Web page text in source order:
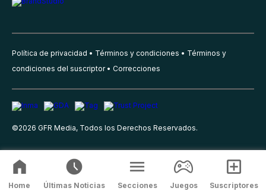
Política de privacidad Términos y condiciones
Términos y
condiciones del suscriptor
Correcciones
©2026 GFR Media, Todos los Derechos Reservados.
Home Últimas Noticias Secciones Juegos Suscriptores